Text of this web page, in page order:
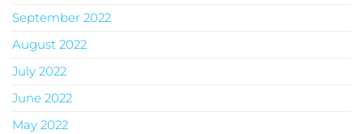
September 2022
August 2022
July 2022
June 2022
May 2022